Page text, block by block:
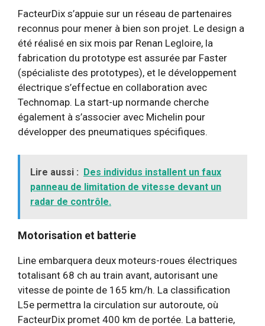
FacteurDix s’appuie sur un réseau de partenaires
reconnus pour mener à bien son projet. Le design a
été réalisé en six mois par Renan Legloire, la
fabrication du prototype est assurée par Faster
(spécialiste des prototypes), et le développement
électrique s’effectue en collaboration avec
Technomap. La start-up normande cherche
également à s’associer avec Michelin pour
développer des pneumatiques spécifiques.
Lire aussi : Des individus installent un faux
panneau de limitation de vitesse devant un
radar de contrôle.
Motorisation et batterie
Line embarquera deux moteurs-roues électriques
totalisant 68 ch au train avant, autorisant une
vitesse de pointe de 165 km/h. La classification
L5e permettra la circulation sur autoroute, où
FacteurDix promet 400 km de portée. La batterie,